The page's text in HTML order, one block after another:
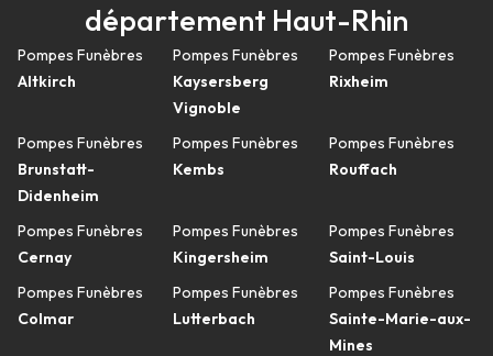
département Haut-Rhin
Pompes Funèbres
Altkirch
Pompes Funèbres
Brunstatt-
Didenheim
Pompes Funèbres
Cernay
Pompes Funèbres
Colmar
Pompes Funèbres
Kaysersberg
Vignoble
Pompes Funèbres
Kembs
Pompes Funèbres
Kingersheim
Pompes Funèbres
Lutterbach
Pompes Funèbres
Rixheim
Pompes Funèbres
Rouffach
Pompes Funèbres
Saint-Louis
Pompes Funèbres
Sainte-Marie-aux-
Mines